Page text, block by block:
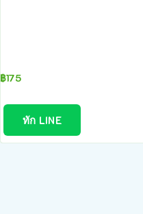
฿175
ทัก LINE